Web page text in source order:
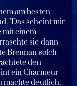
am besten
"Das scheint mir
mit einem
sie dann
Brennan solch
den
ein Charmeur
machte deutlich,